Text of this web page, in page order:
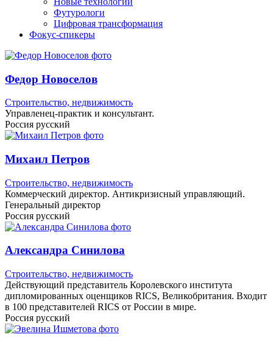
Футурологи
Цифровая трансформация
Фокус-спикеры
Федор Новоселов
Строительство, недвижимость
Управленец-практик и консультант.
Россия русский
Михаил Петров
Строительство, недвижимость
Коммерческий директор. Антикризисный управляющий.
Генеральный директор
Россия русский
Александра Синилова
Строительство, недвижимость
Действующий представитель Королевского института
дипломированных оценщиков RICS, Великобритания. Входит
в 100 представителей RICS от России в мире.
Россия русский